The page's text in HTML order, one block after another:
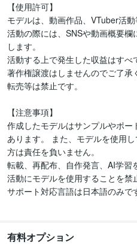
【使用許可】
モデルは、動画作品、VTuber活
活動の際には、SNSや動画概要
します。
活動する上で発生した収益はすべ
著作権譲渡はしませんのでご了
転売等は禁止です。
【注意事項】
作成したモデルはサンプルやポ
あります。 また、モデルを使用
方は責任を負いません。
転載、再配布、自作発言、AI学習
活動にモデルを使用することを禁
サポート対応言語は日本語のみで
有料オプション